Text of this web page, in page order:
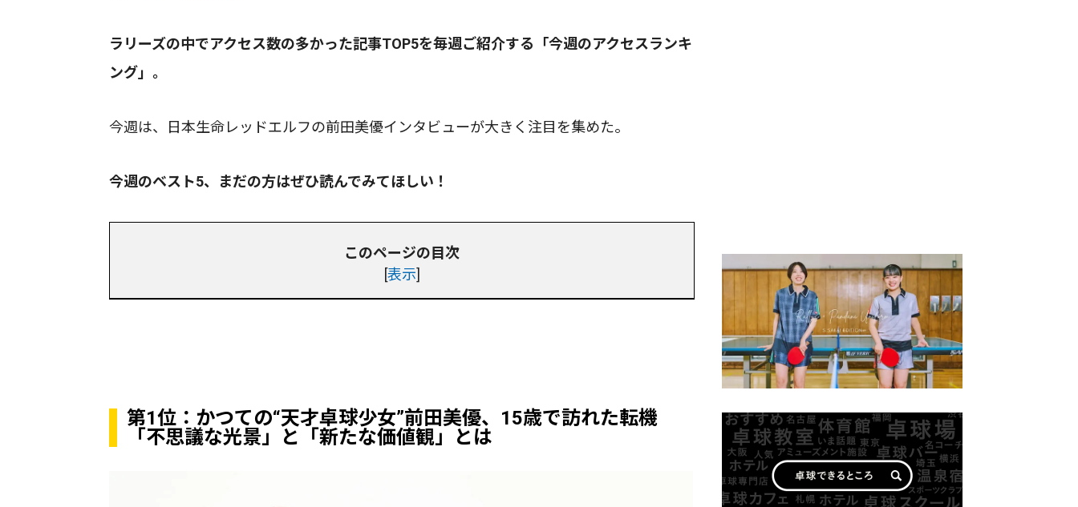
ラリーズの中でアクセス数の多かった記事TOP5を毎週ご紹介する「今週のアクセスランキ
ング」。
今週は、日本生命レッドエルフの前田美優インタビューが大きく注目を集めた。
今週のベスト5、まだの方はぜひ読んでみてほしい！
このページの目次
[表示]
第1位：かつての“天才卓球少女”前田美優、15歳で訪れた転機
「不思議な光景」と「新たな価値観」とは